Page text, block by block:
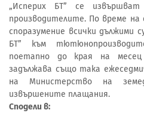
„Исперих БТ” се
производителите. По време
споразумение всички дължими
БТ” към
поетапно до края на
задължава също така
на Министерство на
извършените плащания.
Сподели в: